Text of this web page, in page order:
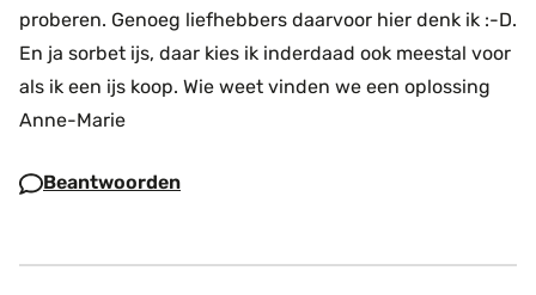
proberen. Genoeg liefhebbers daarvoor hier denk ik :-D.
En ja sorbet ijs, daar kies ik inderdaad ook meestal voor
als ik een ijs koop. Wie weet vinden we een oplossing
Anne-Marie
Beantwoorden